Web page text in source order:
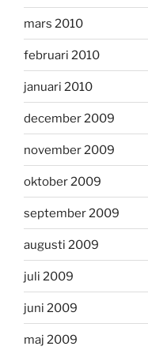
mars 2010
februari 2010
januari 2010
december 2009
november 2009
oktober 2009
september 2009
augusti 2009
juli 2009
juni 2009
maj 2009